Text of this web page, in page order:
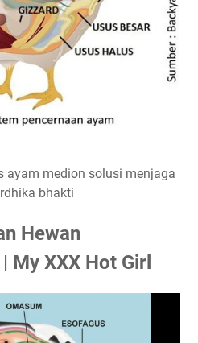
ayam medion solusi menjaga
bhakti
Hewan
My XXX Hot Girl